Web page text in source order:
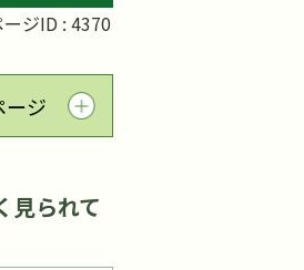
ジID : 4370
ージ
見られて